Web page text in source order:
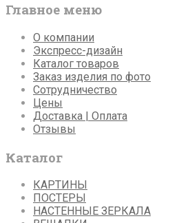
Главное меню
О компании
Экспресс-дизайн
Каталог товаров
Заказ изделия по фото
Сотрудничество
Цены
Доставка | Оплата
Отзывы
Каталог
КАРТИНЫ
ПОСТЕРЫ
НАСТЕННЫЕ ЗЕРКАЛА